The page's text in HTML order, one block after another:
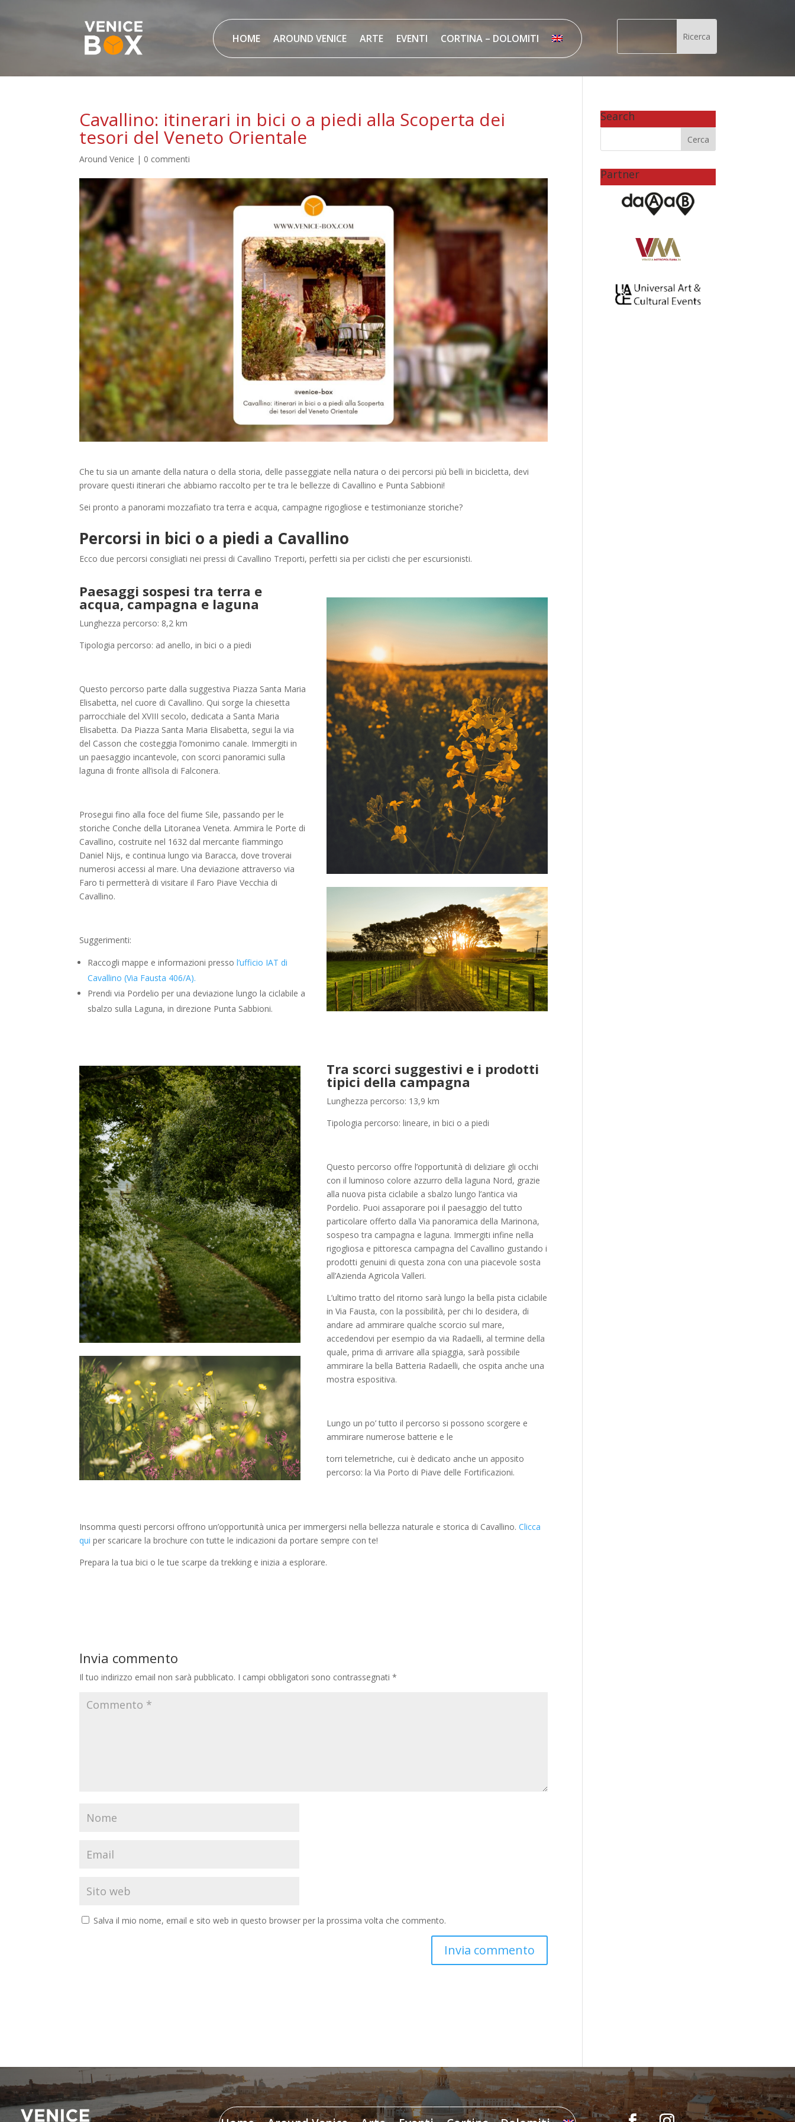
HOME AROUND VENICE ARTE EVENTI CORTINA – DOLOMITI
Cavallino: itinerari in bici o a piedi alla Scoperta dei
tesori del Veneto Orientale
Around Venice | 0 commenti
Che tu sia un amante della natura o della storia, delle passeggiate nella natura o dei percorsi più belli in bicicletta, devi
provare questi itinerari che abbiamo raccolto per te tra le bellezze di Cavallino e Punta Sabbioni!
Sei pronto a panorami mozzafiato tra terra e acqua, campagne rigogliose e testimonianze storiche?
Percorsi in bici o a piedi a Cavallino
Ecco due percorsi consigliati nei pressi di Cavallino Treporti, perfetti sia per ciclisti che per escursionisti.
Paesaggi sospesi tra terra e
acqua, campagna e laguna
Lunghezza percorso: 8,2 km
Tipologia percorso: ad anello, in bici o a piedi
Questo percorso parte dalla suggestiva Piazza Santa Maria
Elisabetta, nel cuore di Cavallino. Qui sorge la chiesetta
parrocchiale del XVIII secolo, dedicata a Santa Maria
Elisabetta. Da Piazza Santa Maria Elisabetta, segui la via
del Casson che costeggia l’omonimo canale. Immergiti in
un paesaggio incantevole, con scorci panoramici sulla
laguna di fronte all’isola di Falconera.
Prosegui fino alla foce del fiume Sile, passando per le
storiche Conche della Litoranea Veneta. Ammira le Porte di
Cavallino, costruite nel 1632 dal mercante fiammingo
Daniel Nijs, e continua lungo via Baracca, dove troverai
numerosi accessi al mare. Una deviazione attraverso via
Faro ti permetterà di visitare il Faro Piave Vecchia di
Cavallino.
Suggerimenti:
Raccogli mappe e informazioni pressol’ufficio IAT di
Cavallino (Via Fausta 406/A).
Prendi via Pordelio per una deviazione lungo la ciclabile a
sbalzo sulla Laguna, in direzione Punta Sabbioni.
Tra scorci suggestivi e i prodotti
tipici della campagna
Lunghezza percorso: 13,9 km
Tipologia percorso: lineare, in bici o a piedi
Questo percorso offre l’opportunità di deliziare gli occhi
con il luminoso colore azzurro della laguna Nord, grazie
alla nuova pista ciclabile a sbalzo lungo l’antica via
Pordelio. Puoi assaporare poi il paesaggio del tutto
particolare offerto dalla Via panoramica della Marinona,
sospeso tra campagna e laguna. Immergiti infine nella
rigogliosa e pittoresca campagna del Cavallino gustando i
prodotti genuini di questa zona con una piacevole sosta
all’Azienda Agricola Valleri.
L’ultimo tratto del ritorno sarà lungo la bella pista ciclabile
in Via Fausta, con la possibilità, per chi lo desidera, di
andare ad ammirare qualche scorcio sul mare,
accedendovi per esempio da via Radaelli, al termine della
quale, prima di arrivare alla spiaggia, sarà possibile
ammirare la bella Batteria Radaelli, che ospita anche una
mostra espositiva.
Lungo un po’ tutto il percorso si possono scorgere e
ammirare numerose batterie e le
torri telemetriche, cui è dedicato anche un apposito
percorso: la Via Porto di Piave delle Fortificazioni.
Insomma questi percorsi offrono un’opportunità unica per immergersi nella bellezza naturale e storica di Cavallino.Clicca
qui per scaricare la brochure con tutte le indicazioni da portare sempre con te!
Prepara la tua bici o le tue scarpe da trekking e inizia a esplorare.
Invia commento
Il tuo indirizzo email non sarà pubblicato. I campi obbligatori sono contrassegnati*
Salva il mio nome, email e sito web in questo browser per la prossima volta che commento.
Search
Partner